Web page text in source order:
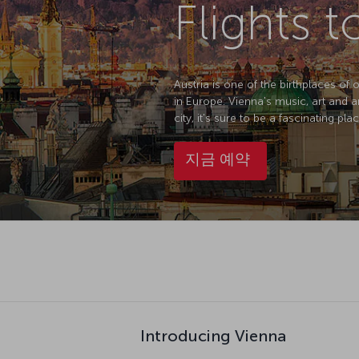
Flights
Austria is one of the birthplaces of
in Europe. Vienna's music, art and
city, it's sure to be a fascinating
지금 예약
Introducing Vienna